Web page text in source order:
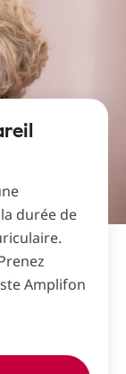
durée de
Amplifon